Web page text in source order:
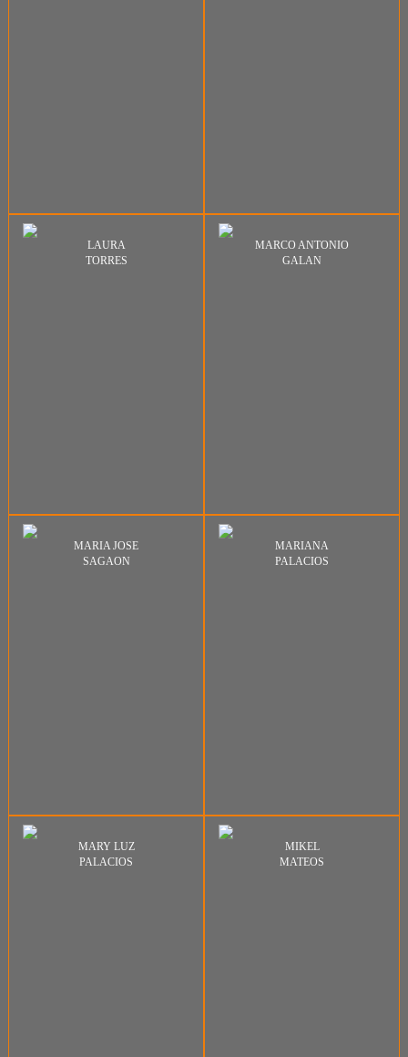
LAURA
TORRES
MARCO ANTONIO
GALAN
MARIA JOSE
SAGAON
MARIANA
PALACIOS
MARY LUZ
PALACIOS
MIKEL
MATEOS